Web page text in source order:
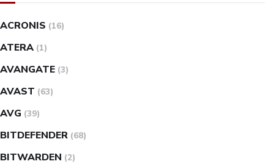
ACRONIS (16)
ATERA (1)
AVANGATE (3)
AVAST (63)
AVG (39)
BITDEFENDER (68)
BITWARDEN (2)